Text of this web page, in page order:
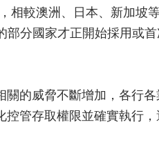
相較澳洲、日本、新加坡
分國家才正開始採用或
的威脅不斷增加，各行
管存取權限並確實執行